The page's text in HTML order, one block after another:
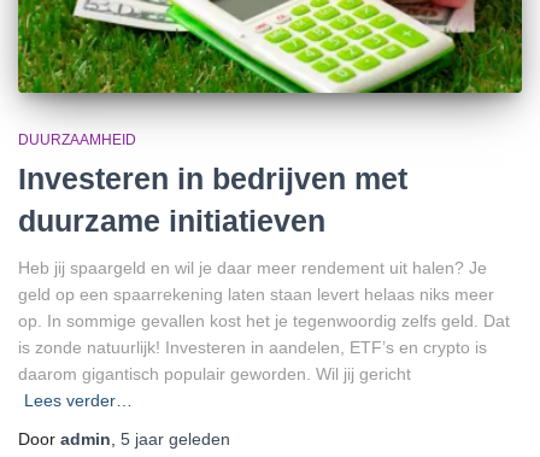
DUURZAAMHEID
Investeren in bedrijven met
duurzame initiatieven
Heb jij spaargeld en wil je daar meer rendement uit halen? Je
geld op een spaarrekening laten staan levert helaas niks meer
op. In sommige gevallen kost het je tegenwoordig zelfs geld. Dat
is zonde natuurlijk! Investeren in aandelen, ETF’s en crypto is
daarom gigantisch populair geworden. Wil jij gericht
Lees verder…
Door admin 5 jaar geleden